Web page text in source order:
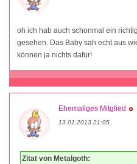
oh ich hab auch schonmal ein
gesehen. Das Baby sah echt aus
können ja nichts dafür!
Ehemaliges Mitglied
13.01.2013 21:05
Zitat von Metalgoth: